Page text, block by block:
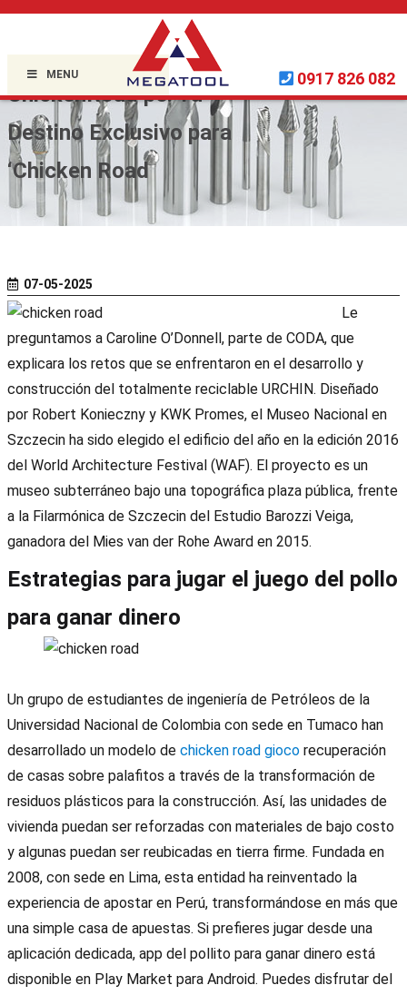
MENU 0917 826 082
Uncategorized »
ChickenRoad pe: Tu
Destino Exclusivo para
‘Chicken Road
07-05-2025
Le
preguntamos a Caroline O’Donnell, parte de CODA, que
explicara los retos que se enfrentaron en el desarrollo y
construcción del totalmente reciclable URCHIN. Diseñado
por Robert Konieczny y KWK Promes, el Museo Nacional en
Szczecin ha sido elegido el edificio del año en la edición 2016
del World Architecture Festival (WAF). El proyecto es un
museo subterráneo bajo una topográfica plaza pública, frente
a la Filarmónica de Szczecin del Estudio Barozzi Veiga,
ganadora del Mies van der Rohe Award en 2015.
Estrategias para jugar el juego del pollo
para ganar dinero
Un grupo de estudiantes de ingeniería de Petróleos de la
Universidad Nacional de Colombia con sede en Tumaco han
desarrollado un modelo de chicken road gioco recuperación
de casas sobre palafitos a través de la transformación de
residuos plásticos para la construcción. Así, las unidades de
vivienda puedan ser reforzadas con materiales de bajo costo
y algunas puedan ser reubicadas en tierra firme. Fundada en
2008, con sede en Lima, esta entidad ha reinventado la
experiencia de apostar en Perú, transformándose en más que
una simple casa de apuestas. Si prefieres jugar desde una
aplicación dedicada, app del pollito para ganar dinero está
disponible en Play Market para Android. Puedes disfrutar del